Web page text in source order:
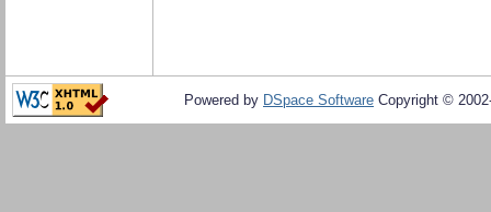
Powered by DSpace Software Copyright ©